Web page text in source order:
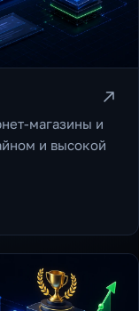
магазины и
и высокой